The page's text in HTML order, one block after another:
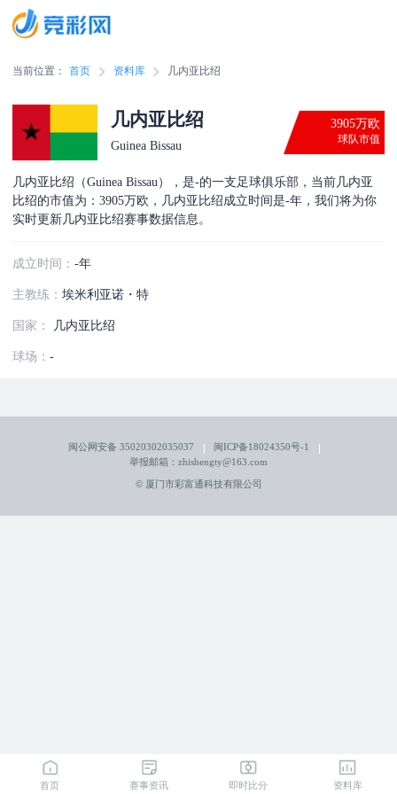
当前位置： 首页 资料库 几内亚比绍
几内亚比绍
Guinea Bissau
3905万欧
球队市值
几内亚比绍（Guinea Bissau），是-的一支足球俱乐部，当前几内亚
比绍的市值为：3905万欧，几内亚比绍成立时间是-年，我们将为你
实时更新几内亚比绍赛事数据信息。
成立时间：-年
主教练：埃米利亚诺・特
国家： 几内亚比绍
球场：-
闽公网安备 35020302035037
闽ICP备18024350号-1
举报邮箱：zhishengty@163.com
© 厦门市彩富通科技有限公司
首页 赛事资讯 即时比分 资料库